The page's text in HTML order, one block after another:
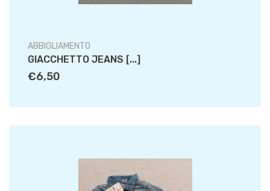
ABBIGLIAMENTO
GIACCHETTO JEANS [...]
€6,50